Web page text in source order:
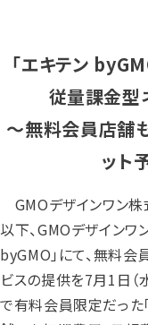
「エキテン
従量課金型
～無料会員店舗
ット
GMOデザインワン
以下、GMOデザインワ
byGMO」にて、無料
ビスの提供を7月1日（
で有料会員限定だった